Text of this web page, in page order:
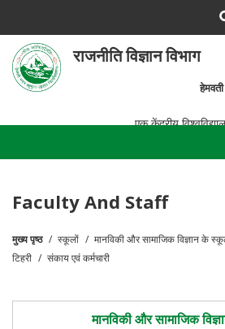
main
content
राजनीति विज्ञान विभाग
हेमवती नंदन बहुगुणा
एक केंद्रीय
Faculty And Staff
पग
मुख्य पृष्ठ स्कूलों मानविकी और सामाजिक विज्ञान के
टिहरी
संकाय एवं कर्मचारी
मानविकी और सामाजिक